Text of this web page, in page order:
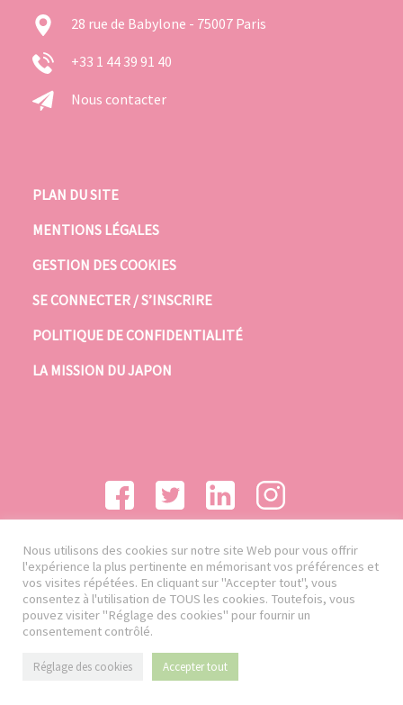
28 rue de Babylone - 75007 Paris
+33 1 44 39 91 40
Nous contacter
PLAN DU SITE
MENTIONS LÉGALES
GESTION DES COOKIES
SE CONNECTER / S’INSCRIRE
POLITIQUE DE CONFIDENTIALITÉ
LA MISSION DU JAPON
Nous utilisons des cookies sur notre site Web pour vous offrir
l'expérience la plus pertinente en mémorisant vos préférences et
vos visites répétées. En cliquant sur "Accepter tout", vous
consentez à l'utilisation de TOUS les cookies. Toutefois, vous
pouvez visiter "Réglage des cookies" pour fournir un
consentement contrôlé.
Réglage des cookies Accepter tout